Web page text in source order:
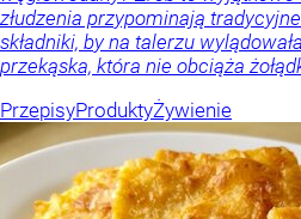
złudzenia przypominają
składniki, by na talerzu
przekąska, która nie obciąża
PrzepisyProduktyŻywienie